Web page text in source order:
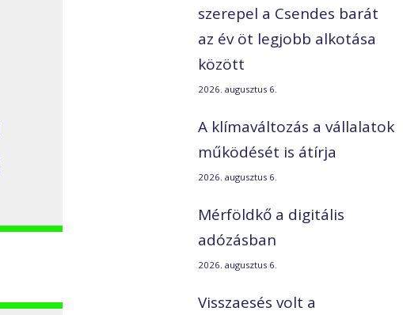
szerepel a Csendes barát
az év öt legjobb alkotása
között
2026. augusztus 6.
A klímaváltozás a vállalatok
működését is átírja
2026. augusztus 6.
Mérföldkő a digitális
adózásban
2026. augusztus 6.
Visszaesés volt a